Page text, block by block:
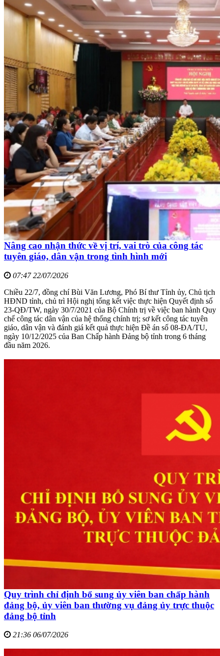
Nâng cao nhận thức về vị trí, vai trò của công tác
tuyên giáo, dân vận trong tình hình mới
07:47 22/07/2026
Chiều 22/7, đồng chí Bùi Văn Lương, Phó Bí thư Tỉnh ủy, Chủ tịch
HĐND tỉnh, chủ trì Hội nghị tổng kết việc thực hiện Quyết định số
23-QĐ/TW, ngày 30/7/2021 của Bộ Chính trị về việc ban hành Quy
chế công tác dân vận của hệ thống chính trị; sơ kết công tác tuyên
giáo, dân vận và đánh giá kết quả thực hiện Đề án số 08-ĐA/TU,
ngày 10/12/2025 của Ban Chấp hành Đảng bộ tỉnh trong 6 tháng
đầu năm 2026.
Quy trình chỉ định bổ sung ủy viên ban chấp hành
đảng bộ, ủy viên ban thường vụ đảng ủy trực thuộc
đảng bộ tỉnh
21:36 06/07/2026